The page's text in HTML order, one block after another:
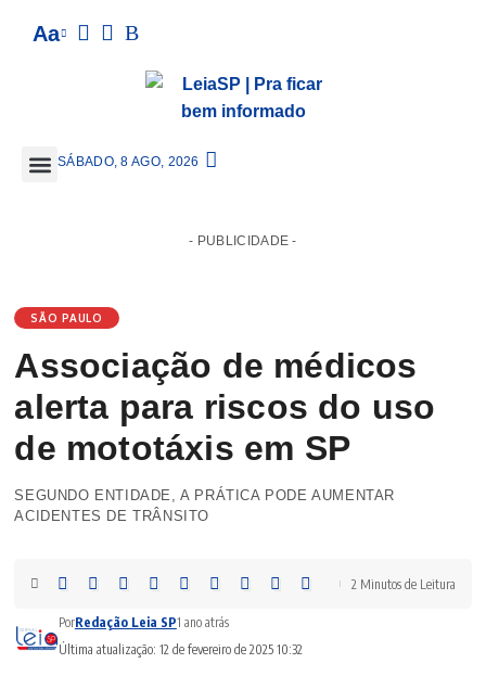
Aa
SÁBADO, 8 AGO, 2026
- PUBLICIDADE -
SÃO PAULO
Associação de médicos
alerta para riscos do uso
de mototáxis em SP
SEGUNDO ENTIDADE, A PRÁTICA PODE AUMENTAR
ACIDENTES DE TRÂNSITO
Última atualização: 12 de fevereiro de 2025 10:32
PorRedação Leia SP1 ano atrás
2 Minutos de Leitura